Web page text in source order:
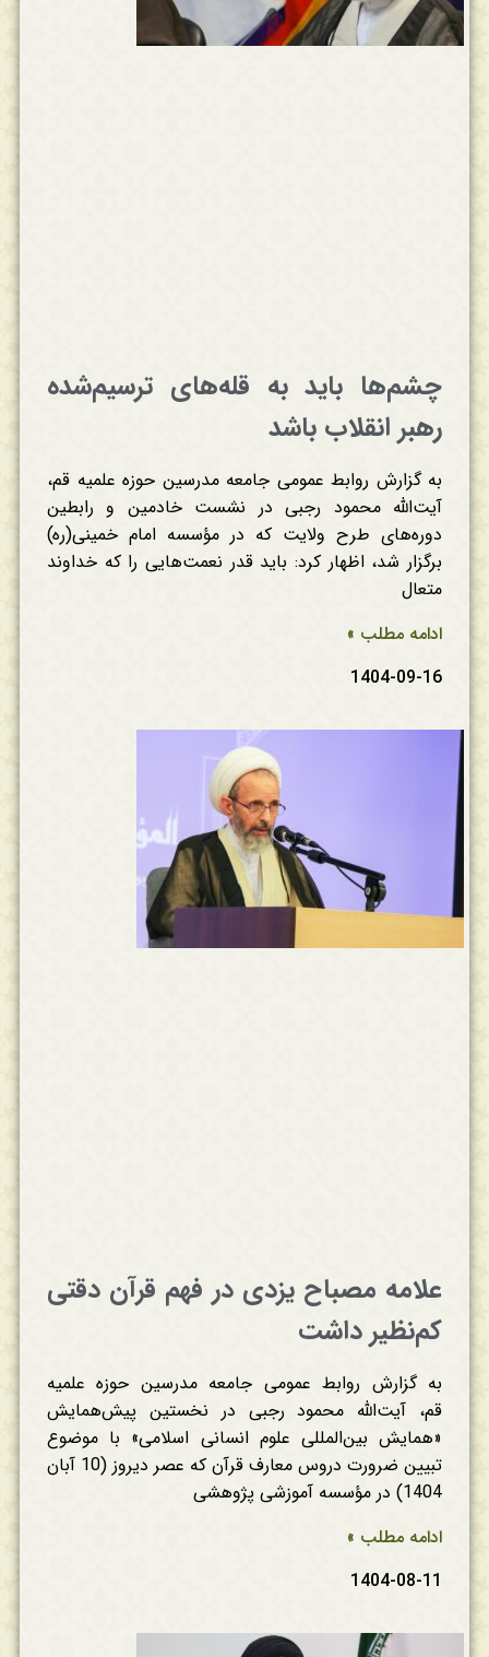
چشم‌ها باید به قله‌های ترسیم‌شده
رهبر انقلاب باشد
به گزارش روابط عمومی جامعه مدرسین حوزه علمیه قم،
آیت‌الله محمود رجبی در نشست خادمین و رابطین
دوره‌های طرح ولایت که در مؤسسه امام خمینی(ره)
برگزار شد، اظهار کرد: باید قدر نعمت‌هایی را که خداوند
متعال
ادامه مطلب »
1404-09-16
علامه مصباح یزدی در فهم قرآن دقتی
کم‌نظیر داشت
به گزارش روابط عمومی جامعه مدرسین حوزه علمیه
قم، آیت‌الله محمود رجبی در نخستین پیش‌همایش
«همایش بین‌المللی علوم انسانی اسلامی» با موضوع
تبیین ضرورت دروس معارف قرآن که عصر دیروز (10 آبان
1404) در مؤسسه آموزشی پژوهشی
ادامه مطلب »
1404-08-11